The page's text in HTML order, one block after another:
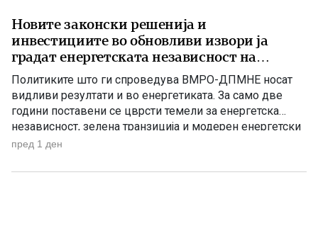
Новите законски решенија и
инвестициите во обновливи извори ја
градат енергетската независност на
Македонија
Политиките што ги спроведува ВМРО-ДПМНЕ носат
видливи резултати и во енергетиката. За само две
години поставени се цврсти темели за енергетска
независност, зелена транзиција и модерен енергетски
систем кој ќе обезбеди сигурност, нови инвестиции и
има нов Закон за енергетика, усогласен со европските
пред 1 ден